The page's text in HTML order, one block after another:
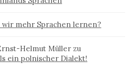
wir mehr Sprachen lernen?
Helmut Müller zu
ein polnischer Dialekt!